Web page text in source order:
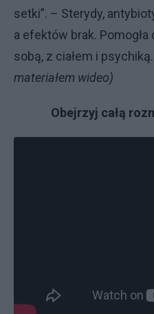
setki”. – Sterydy,
a efektów brak. Pomogła
sobą, z ciałem i psychiką.
materiałem wideo)
Obejrzyj całą